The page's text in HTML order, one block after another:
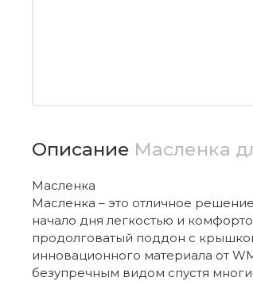
Описание Масленка
Масленка
Масленка – это отличное
начало дня легкостью и
продолговатый поддон с
инновационного материала от
безупречным видом спустя